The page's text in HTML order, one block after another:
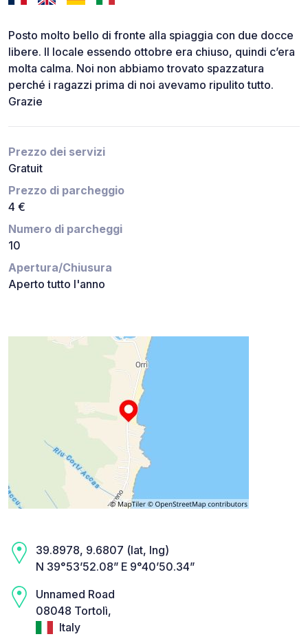
Posto molto bello di fronte alla spiaggia con due docce
libere. Il locale essendo ottobre era chiuso, quindi c’era
molta calma. Noi non abbiamo trovato spazzatura
perché i ragazzi prima di noi avevamo ripulito tutto.
Grazie
Prezzo dei servizi
Gratuit
Prezzo di parcheggio
4 €
Numero di parcheggi
10
Apertura/Chiusura
Aperto tutto l'anno
39.8978, 9.6807 (lat, lng)
N 39°53’52.08” E 9°40’50.34”
Unnamed Road
08048 Tortolì,
Italy